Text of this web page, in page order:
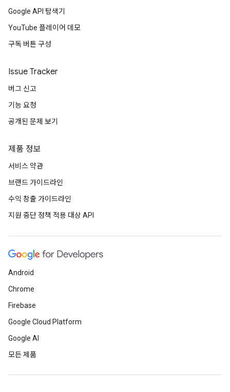
Google API 탐색기
YouTube 플레이어 데모
구독 버튼 구성
Issue Tracker
버그 신고
기능 요청
공개된 문제 보기
제품 정보
서비스 약관
브랜드 가이드라인
수익 창출 가이드라인
지원 중단 정책 적용 대상 API
Android
Chrome
Firebase
Google Cloud Platform
Google AI
모든 제품